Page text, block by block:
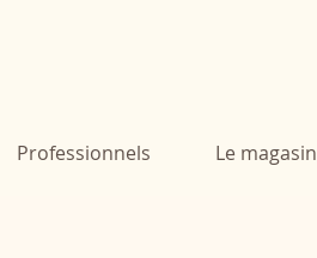
Professionnels Le magasin